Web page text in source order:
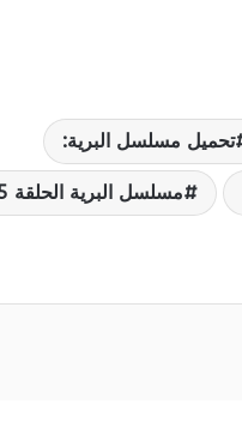
تحميل مسلسل البرية:
مسلسل البرية الحلقة 35